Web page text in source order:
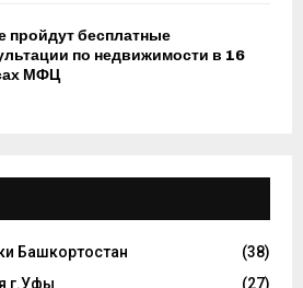
пройдут бесплатные
по недвижимости в 16
МФЦ
Башкортостан
(38)
г.Уфы
(27)